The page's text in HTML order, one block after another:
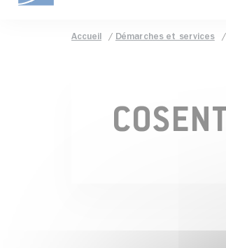
Accueil Démarches et services